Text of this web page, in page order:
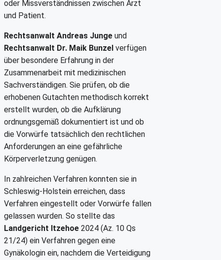
oder Missverständnissen zwischen Arzt
und Patient.
Rechtsanwalt Andreas Junge und
Rechtsanwalt Dr. Maik Bunzel verfügen
über besondere Erfahrung in der
Zusammenarbeit mit medizinischen
Sachverständigen. Sie prüfen, ob die
erhobenen Gutachten methodisch korrekt
erstellt wurden, ob die Aufklärung
ordnungsgemäß dokumentiert ist und ob
die Vorwürfe tatsächlich den rechtlichen
Anforderungen an eine gefährliche
Körperverletzung genügen.
In zahlreichen Verfahren konnten sie in
Schleswig-Holstein erreichen, dass
Verfahren eingestellt oder Vorwürfe fallen
gelassen wurden. So stellte das
Landgericht Itzehoe 2024 (Az. 10 Qs
21/24) ein Verfahren gegen eine
Gynäkologin ein, nachdem die Verteidigung